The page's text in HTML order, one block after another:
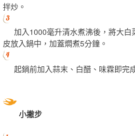
拌炒。
加入1000毫升清水煮沸後，將大
皮放入鍋中，加蓋燜煮5分鐘。
起鍋前加入蒜末、白醋、味霖即完
小撇步